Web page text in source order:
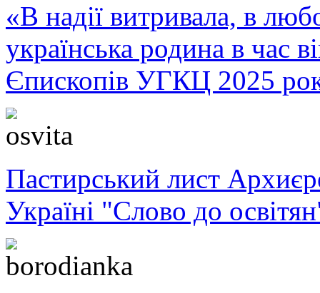
«В надії витривала, в
українська родина в час
Єпископів УГКЦ 2025
Пастирський лист
Україні "Слово до